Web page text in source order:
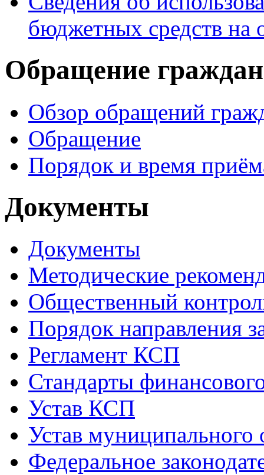
бюджетных средств на
Обращение
Обзор обращений
Обращение
Порядок и время
Документы
Документы
Методические
Общественный
Порядок направления
Регламент КСП
Стандарты
Устав КСП
Устав муниципального
Федеральное